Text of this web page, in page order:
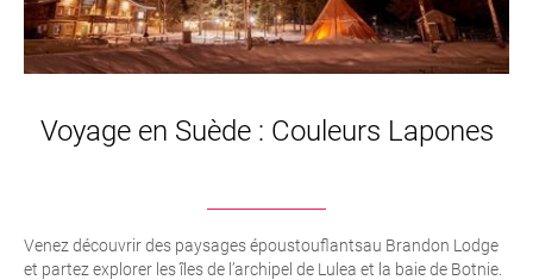
Voyage en Suède : Couleurs Lapones
Venez découvrir des paysages époustouflantsau Brandon Lodge
et partez explorer les îles de l’archipel de Lulea et la baie de Botnie.